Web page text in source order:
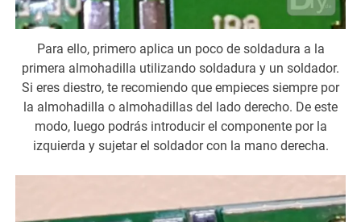
Para ello, primero aplica un poco de soldadura a la
primera almohadilla utilizando soldadura y un soldador.
Si eres diestro, te recomiendo que empieces siempre por
la almohadilla o almohadillas del lado derecho. De este
modo, luego podrás introducir el componente por la
izquierda y sujetar el soldador con la mano derecha.